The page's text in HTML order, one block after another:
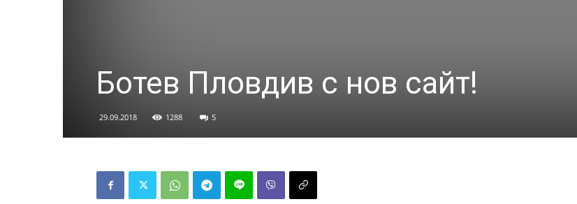
Ботев Пловдив с нов сайт!
29.09.2018 1288 5